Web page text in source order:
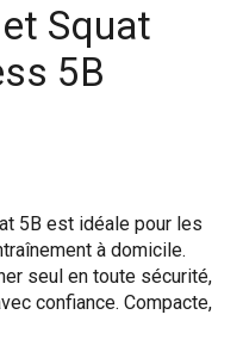
Squat
5B
5B est idéale pour les
à domicile.
seul en toute sécurité,
confiance. Compacte,